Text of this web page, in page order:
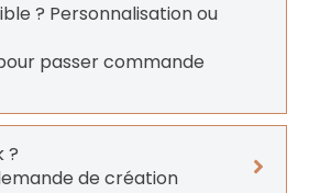
? Personnalisation ou
passer commande
?
de création